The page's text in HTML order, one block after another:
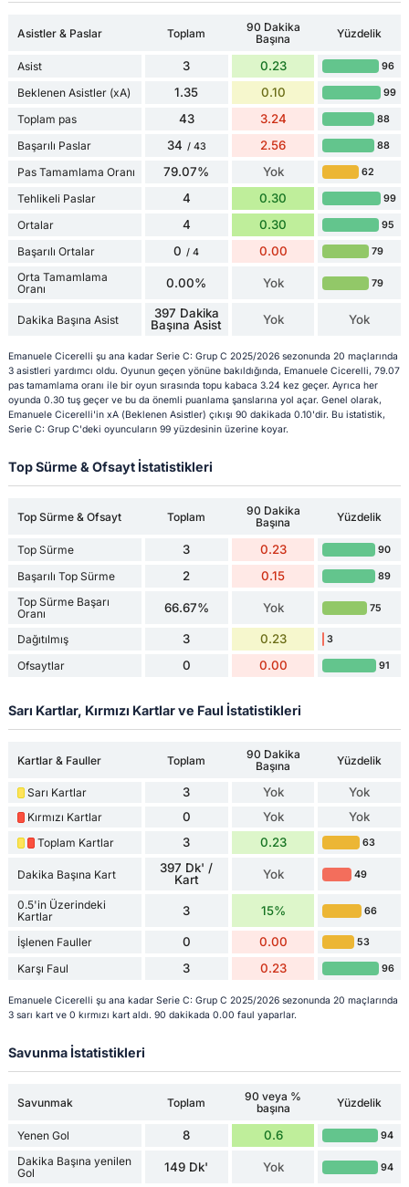
Asistler & Paslar Toplam
90 Dakika
Başına
Yüzdelik
Asist 3 0.23 96
Beklenen Asistler (xA) 1.35 0.10 99
Toplam pas 43 3.24 88
Başarılı Paslar 34 / 43 2.56 88
Pas Tamamlama Oranı 79.07% Yok 62
Tehlikeli Paslar 4 0.30 99
Ortalar 4 0.30 95
Başarılı Ortalar 0 / 4 0.00 79
Orta Tamamlama
Oranı
0.00% Yok 79
Dakika Başına Asist
397 Dakika
Başına Asist
Yok Yok
Emanuele Cicerelli şu ana kadar Serie C: Grup C 2025/2026 sezonunda 20 maçlarında
3 asistleri yardımcı oldu. Oyunun geçen yönüne bakıldığında, Emanuele Cicerelli, 79.07
pas tamamlama oranı ile bir oyun sırasında topu kabaca 3.24 kez geçer. Ayrıca her
oyunda 0.30 tuş geçer ve bu da önemli puanlama şanslarına yol açar. Genel olarak,
Emanuele Cicerelli'in xA (Beklenen Asistler) çıkışı 90 dakikada 0.10'dir. Bu istatistik,
Serie C: Grup C'deki oyuncuların 99 yüzdesinin üzerine koyar.
Top Sürme & Ofsayt İstatistikleri
Top Sürme & Ofsayt Toplam
90 Dakika
Başına
Yüzdelik
Top Sürme 3 0.23 90
Başarılı Top Sürme 2 0.15 89
Top Sürme Başarı
Oranı
66.67% Yok 75
Dağıtılmış 3 0.23 3
Ofsaytlar 0 0.00 91
Sarı Kartlar, Kırmızı Kartlar ve Faul İstatistikleri
Kartlar & Fauller Toplam
90 Dakika
Başına
Yüzdelik
Sarı Kartlar 3 Yok Yok
Kırmızı Kartlar 0 Yok Yok
Toplam Kartlar 3 0.23 63
Dakika Başına Kart
397 Dk' /
Kart
Yok 49
0.5'in Üzerindeki
Kartlar
3 15% 66
İşlenen Fauller 0 0.00 53
Karşı Faul 3 0.23 96
Emanuele Cicerelli şu ana kadar Serie C: Grup C 2025/2026 sezonunda 20 maçlarında
3 sarı kart ve 0 kırmızı kart aldı. 90 dakikada 0.00 faul yaparlar.
Savunma İstatistikleri
Savunmak Toplam
90 veya %
başına
Yüzdelik
Yenen Gol 8 0.6 94
Dakika Başına yenilen
Gol
149 Dk' Yok 94